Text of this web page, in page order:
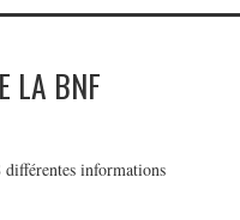
LA BNF
informations